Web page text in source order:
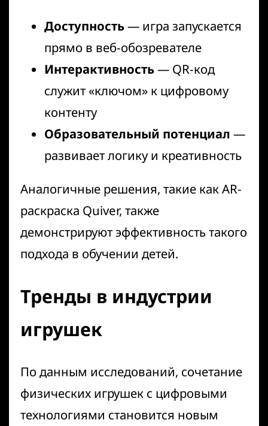
Доступность— игра запускается
прямо в веб-обозревателе
Интерактивность— QR-код
служит «ключом» к цифровому
контенту
Образовательный потенциал —
развивает логику и креативность
Аналогичные решения, такие какAR-
раскраска Quiver, также
демонстрируют эффективность такого
подхода в обучении детей.
Тренды в индустрии
игрушек
По данным исследований, сочетание
физических игрушек с цифровыми
технологиями становится новым